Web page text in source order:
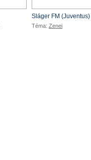
Sláger FM (Juventus)
Téma: Zenei